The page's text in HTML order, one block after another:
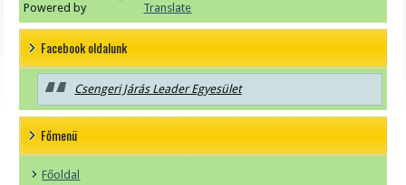
Powered by Translate
Facebook oldalunk
Csengeri Járás Leader Egyesület
Főmenü
Főoldal